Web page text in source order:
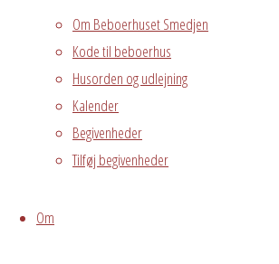
Om Beboerhuset Smedjen
Kode til beboerhus
Husorden og udlejning
Kalender
Begivenheder
Tilføj begivenheder
Om
Fælles
er for beboerne